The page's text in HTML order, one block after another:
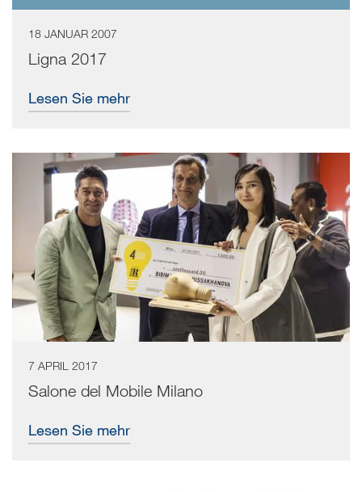
18 JANUAR 2007
Ligna 2017
Lesen Sie mehr
7 APRIL 2017
Salone del Mobile Milano
Lesen Sie mehr